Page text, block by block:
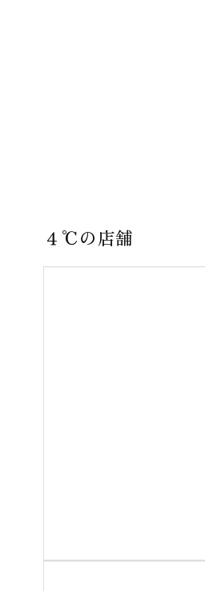
４℃の店舗